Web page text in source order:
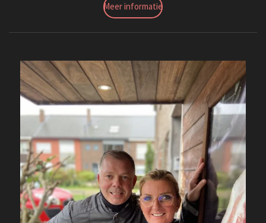
Meer informatie